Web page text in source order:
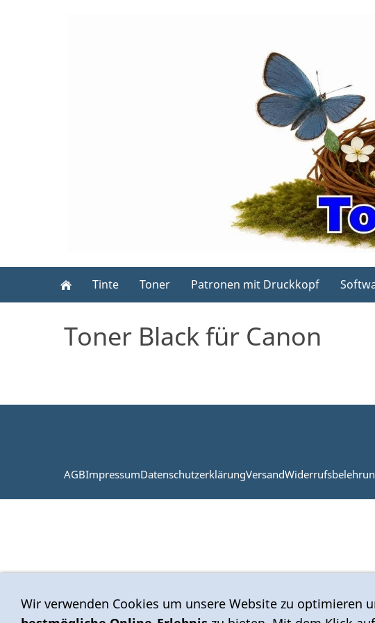
Tinte Toner Patronen mit Druckkopf
Toner Black für Canon
AGBImpressumDatenschutzerklärungVersand
Wir verwenden Cookies um unsere Website zu optimieren